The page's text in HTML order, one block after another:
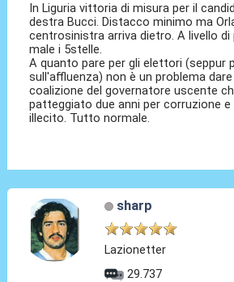
In Liguria vittoria di misura per il
destra Bucci. Distacco minimo ma
centrosinistra arriva dietro. A livello di
male i 5stelle.
A quanto pare per gli elettori (seppur
sull'affluenza) non è un problema
coalizione del governatore uscente
patteggiato due anni per corruzione
illecito. Tutto normale.
sharp
Lazionetter
29.737